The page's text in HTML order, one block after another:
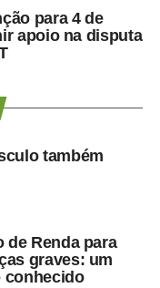
de
regime de portas
e emergência.
e infantil,
de medicação e
à saúde mental e
e
ampliou a oferta
junho e julho,
para 4 de
apoio na disputa
também
de Renda para
graves: um
conhecido